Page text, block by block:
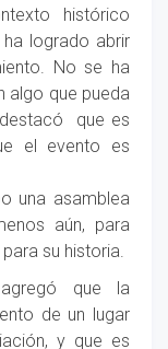
histórico
logrado abrir
No se ha
algo que pueda
que es
el evento es
una asamblea
aún, para
su historia.
que la
de un lugar
y que es